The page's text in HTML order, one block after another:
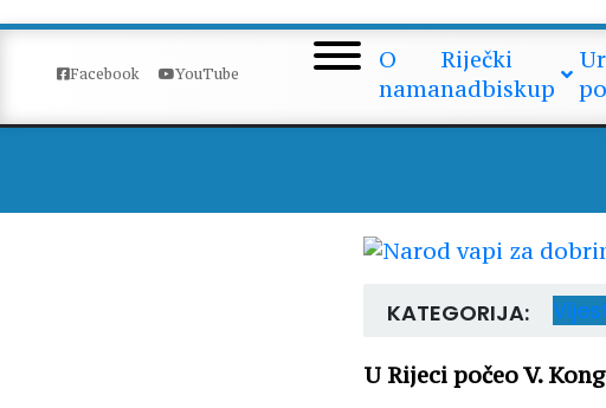
Facebook YouTube
O
nama
Riječki
nadbiskup
Narod
KATEGORIJA:
U Rijeci počeo V.